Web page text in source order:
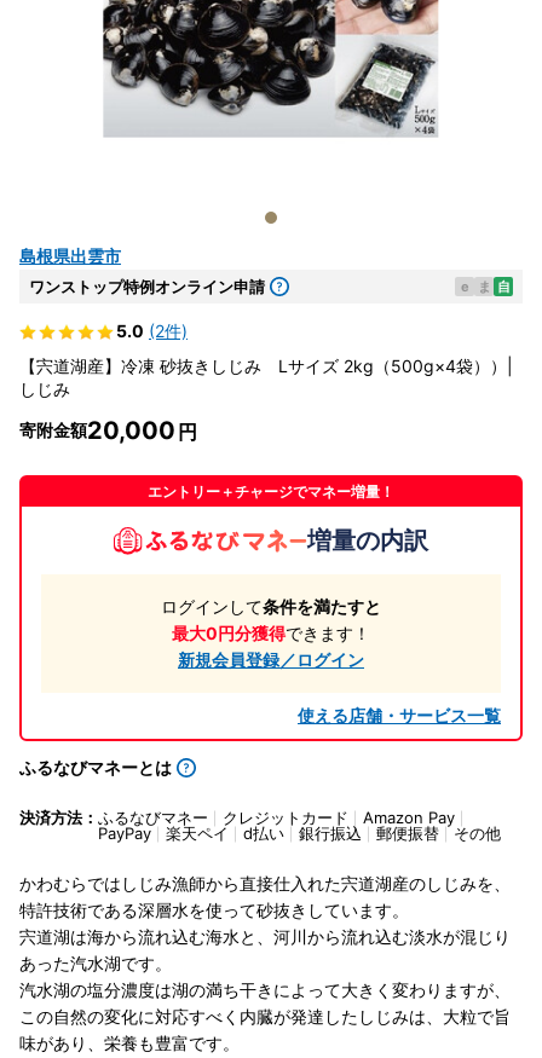
島根県出雲市
ワンストップ特例オンライン申請 e ま 自
5.0 (2件)
【宍道湖産】冷凍 砂抜きしじみ Lサイズ 2kg（500g×4袋））|
しじみ
寄附金額20,000
エントリー＋チャージでマネー増量！
増量の内訳
ログインして条件を満たすと
最大0円分獲得できます！
新規会員登録／ログイン
使える店舗・サービス一覧
ふるなびマネーとは
決済方法： ふるなびマネー クレジットカード
Amazon Pay
PayPay
楽天ペイ d払い 銀行振込 郵便振替 その他
かわむらではしじみ漁師から直接仕入れた宍道湖産のしじみを、
特許技術である深層水を使って砂抜きしています。
宍道湖は海から流れ込む海水と、河川から流れ込む淡水が混じり
あった汽水湖です。
汽水湖の塩分濃度は湖の満ち干きによって大きく変わりますが、
この自然の変化に対応すべく内臓が発達したしじみは、大粒で旨
味があり、栄養も豊富です。